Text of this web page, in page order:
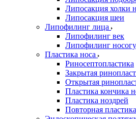
Липосакция холки
Липосакция шеи
Липофилинг лица
Липофилинг век
Липофилинг
Пластика носа
Риносептопластика
Закрытая
Открытая
Пластика кончика
Пластика ноздрей
Повторная